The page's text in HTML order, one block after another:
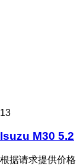
13
Isuzu M30 5.2
根据请求提供价格